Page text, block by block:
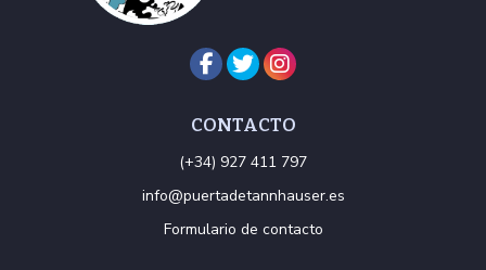
CONTACTO
(+34) 927 411 797
info@puertadetannhauser.es
Formulario de contacto